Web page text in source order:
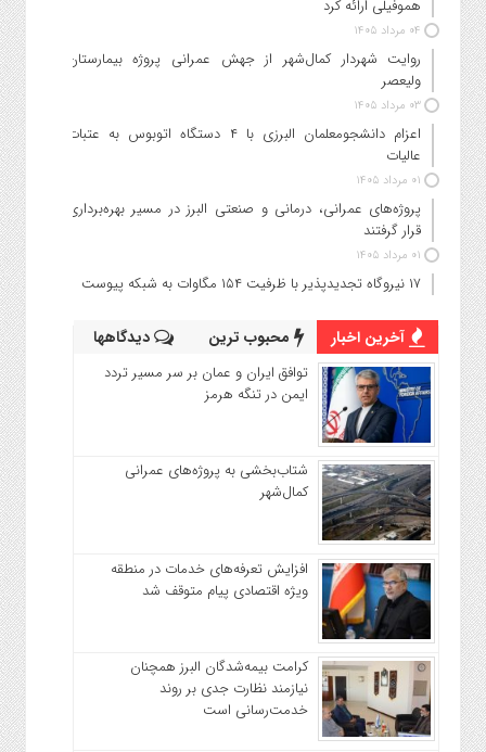
هموفیلی ارائه کرد
۰۴ مرداد ۱۴۰۵
روایت شهردار کمال‌شهر از جهش عمرانی پروژه بیمارستان
ولیعصر
۰۳ مرداد ۱۴۰۵
اعزام دانشجو‌معلمان البرزی با ۴ دستگاه اتوبوس به عتبات
عالیات
۰۱ مرداد ۱۴۰۵
پروژه‌های عمرانی، درمانی و صنعتی البرز در مسیر بهره‌برداری
قرار گرفتند
۰۱ مرداد ۱۴۰۵
۱۷ نیروگاه تجدیدپذیر با ظرفیت ۱۵۴ مگاوات به شبکه پیوست
آخرین اخبار محبوب ترین دیدگاهها
توافق ایران و عمان بر سر مسیر تردد
ایمن در تنگه هرمز
شتاب‌بخشی به پروژه‌های عمرانی
کمال‌شهر
افزایش تعرفه‌های خدمات در منطقه
ویژه اقتصادی پیام متوقف شد
کرامت بیمه‌شدگان البرز همچنان
نیازمند نظارت جدی بر روند
خدمت‌رسانی است